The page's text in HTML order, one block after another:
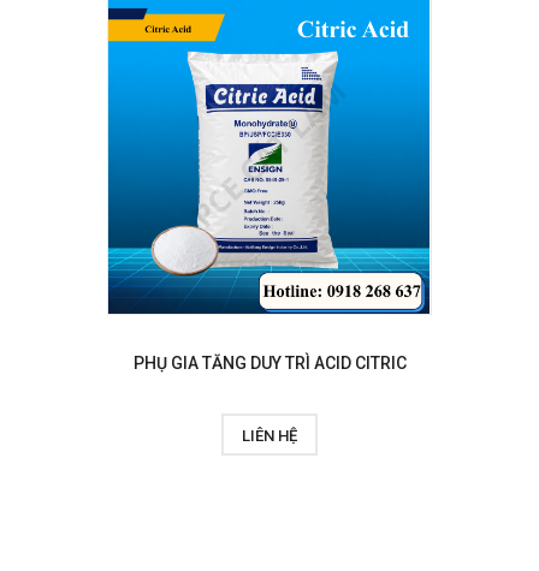
PHỤ GIA TĂNG DUY TRÌ ACID CITRIC
LIÊN HỆ